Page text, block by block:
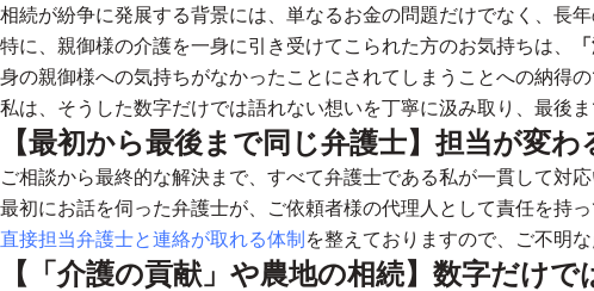
相続が紛争に発展する背景には、単なるお金の問題だけでなく、長
特に、親御様の介護を一身に引き受けてこられた方のお気持ちは、
身の親御様への気持ちがなかったことにされてしまうことへの納得の
私は、 そうした数字だけでは語れない想いを丁寧に汲み取り、最後ま
【最初から最後まで同じ弁護士】担当が変
ご相談から最終的な解決まで、すべて弁護士である私が一貫して対
最初にお話を伺った弁護士が、ご依頼者様の代理人として責任を持っ
直接担当弁護士と連絡が取れる体制 を整えておりますので、ご不明
【「介護の貢献」や農地の相続】数字だけ